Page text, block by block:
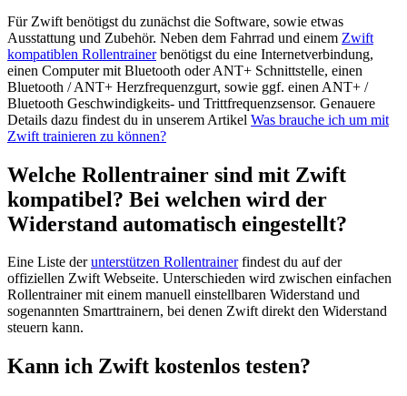
Für Zwift benötigst du zunächst die Software, sowie etwas
Ausstattung und Zubehör. Neben dem Fahrrad und einem Zwift
kompatiblen Rollentrainerbenötigst du eine Internetverbindung,
einen Computer mit Bluetooth oder ANT+ Schnittstelle, einen
Bluetooth / ANT+ Herzfrequenzgurt, sowie ggf. einen ANT+ /
Bluetooth Geschwindigkeits- und Trittfrequenzsensor. Genauere
Details dazu findest du in unserem Artikel Was brauche ich um mit
Zwift trainieren zu können?
Welche Rollentrainer sind mit Zwift
kompatibel? Bei welchen wird der
Widerstand automatisch eingestellt?
Eine Liste derunterstützen Rollentrainerfindest du auf der
offiziellen Zwift Webseite. Unterschieden wird zwischen einfachen
Rollentrainer mit einem manuell einstellbaren Widerstand und
sogenannten Smarttrainern, bei denen Zwift direkt den Widerstand
steuern kann.
Kann ich Zwift kostenlos testen?